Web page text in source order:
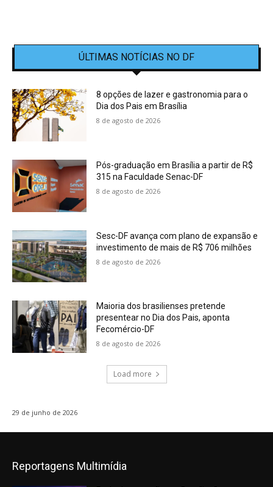
ÚLTIMAS NOTÍCIAS NO DF
8 opções de lazer e gastronomia para o
Dia dos Pais em Brasília
8 de agosto de 2026
Pós-graduação em Brasília a partir de R$
315 na Faculdade Senac-DF
8 de agosto de 2026
Sesc-DF avança com plano de expansão e
investimento de mais de R$ 706 milhões
8 de agosto de 2026
Maioria dos brasilienses pretende
presentear no Dia dos Pais, aponta
Fecomércio-DF
8 de agosto de 2026
Load more
29 de junho de 2026
Reportagens Multimídia